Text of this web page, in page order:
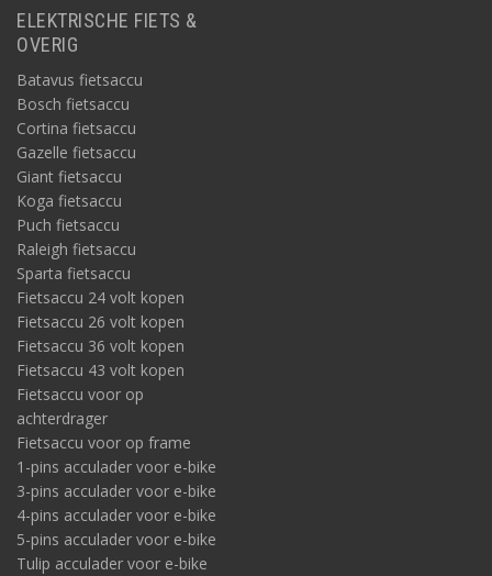
ELEKTRISCHE FIETS &
OVERIG
Batavus fietsaccu
Bosch fietsaccu
Cortina fietsaccu
Gazelle fietsaccu
Giant fietsaccu
Koga fietsaccu
Puch fietsaccu
Raleigh fietsaccu
Sparta fietsaccu
Fietsaccu 24 volt kopen
Fietsaccu 26 volt kopen
Fietsaccu 36 volt kopen
Fietsaccu 43 volt kopen
Fietsaccu voor op
achterdrager
Fietsaccu voor op frame
1-pins acculader voor e-bike
3-pins acculader voor e-bike
4-pins acculader voor e-bike
5-pins acculader voor e-bike
Tulip acculader voor e-bike